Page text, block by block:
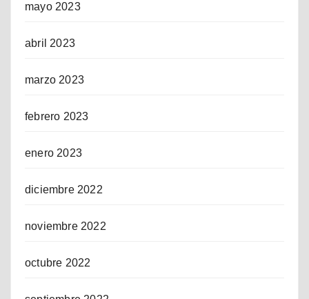
mayo 2023
abril 2023
marzo 2023
febrero 2023
enero 2023
diciembre 2022
noviembre 2022
octubre 2022